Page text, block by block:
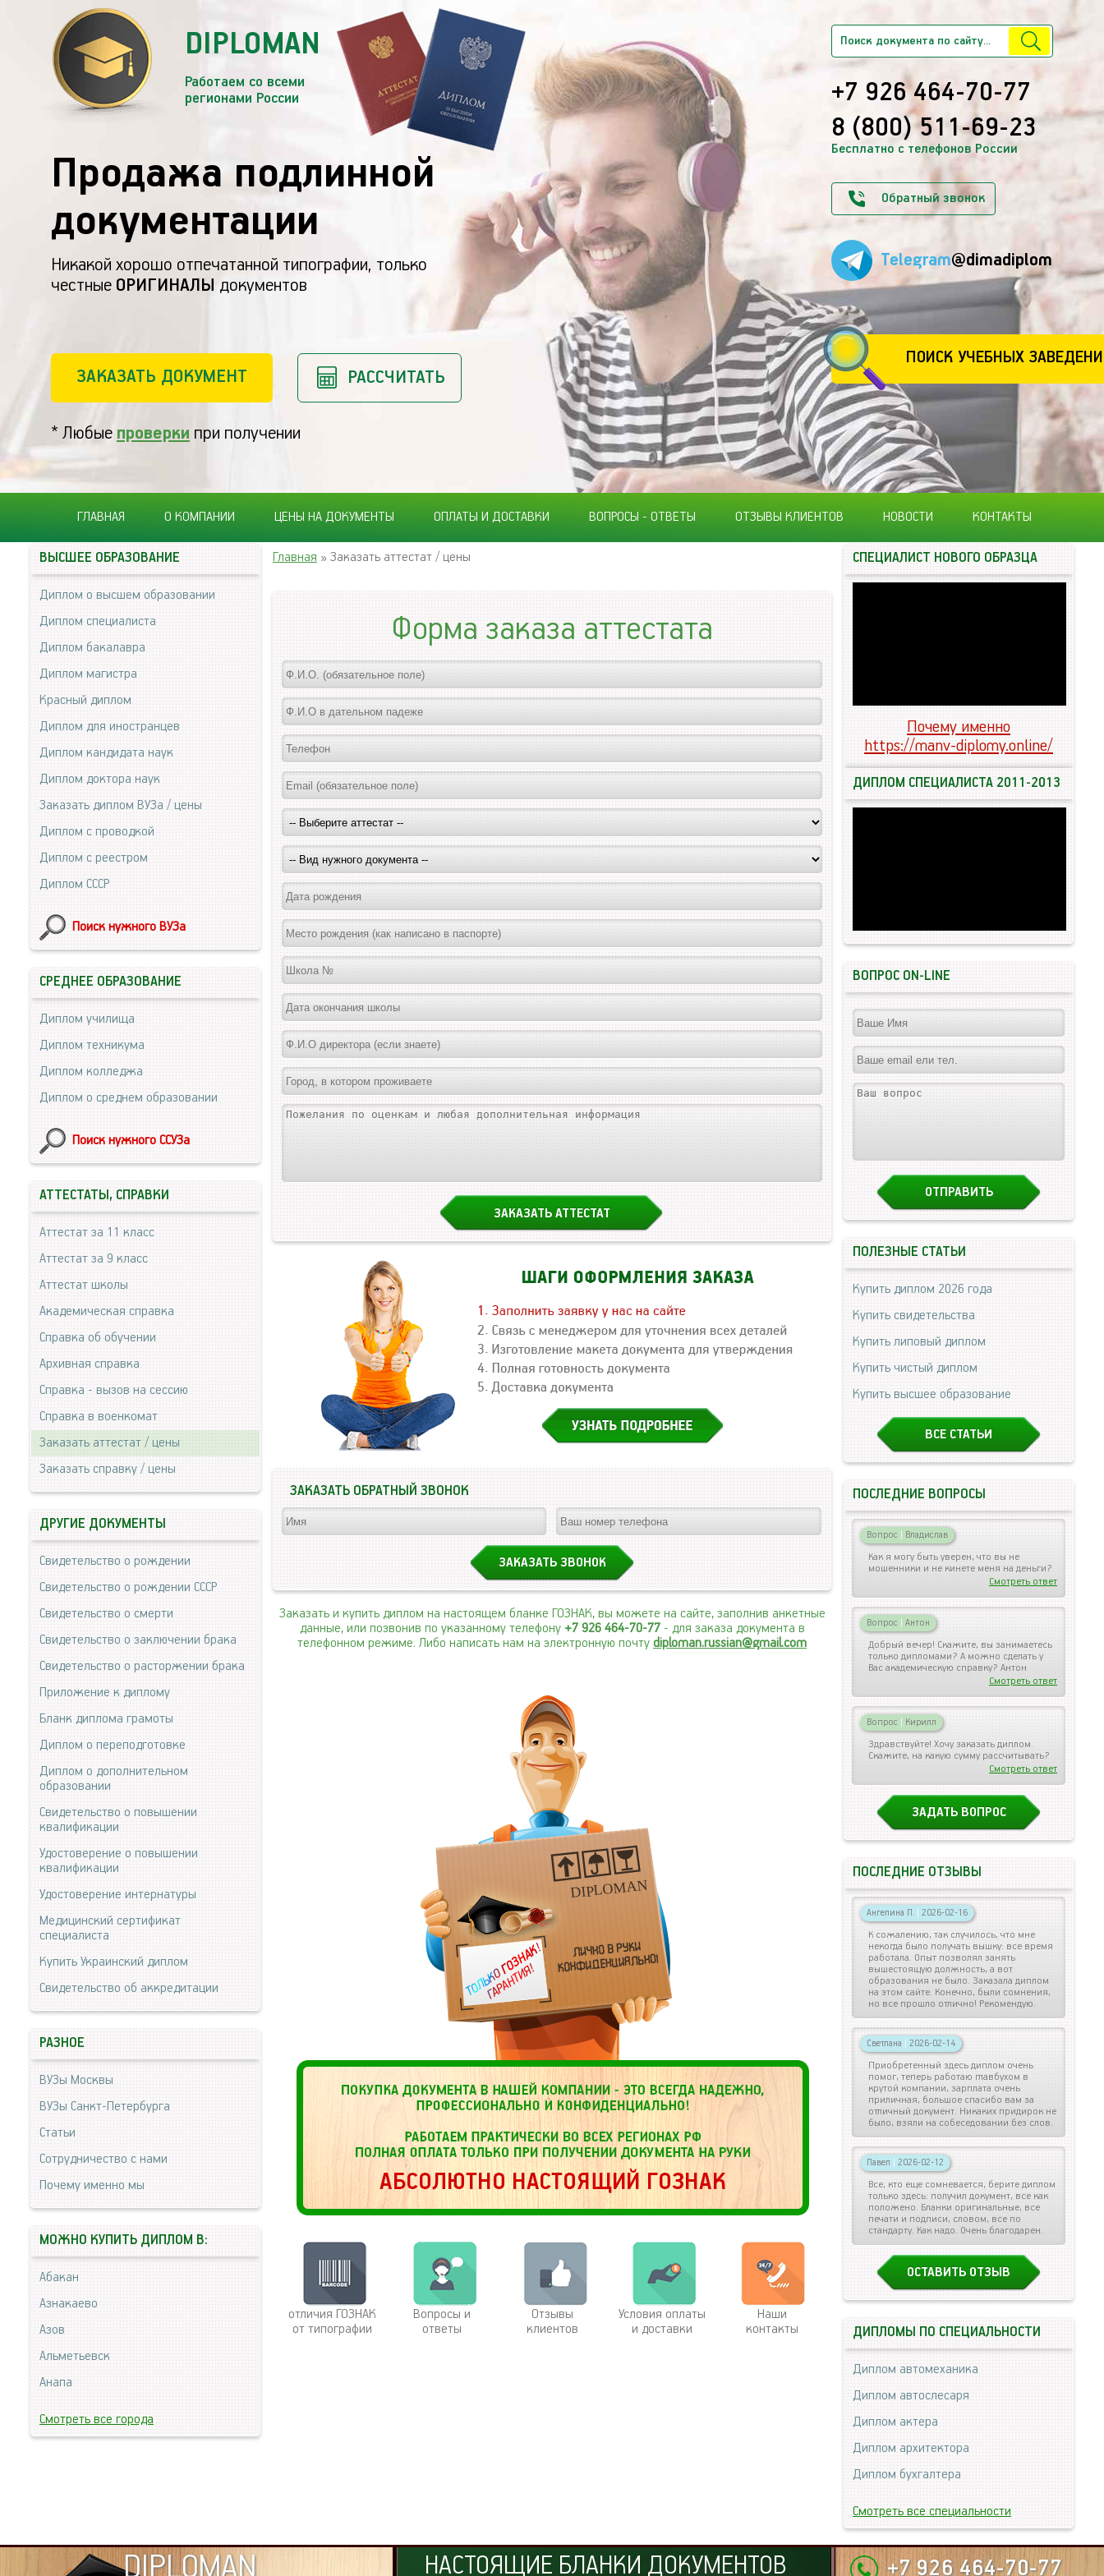
DIPLOMAN
Работаем со всеми
регионами России
Продажа подлинной
документации
Никакой хорошо отпечатанной типографии, только
честные ОРИГИНАЛЫ документов
ЗАКАЗАТЬ ДОКУМЕНТ РАССЧИТАТЬ
* Любые проверки при получении
+7 926 464-70-77
8 (800) 511-69-23
Бесплатно с телефонов России
Обратный звонок
Telegram@dimadiplom
ПОИСК УЧЕБНЫХ
ГЛАВНАЯ О КОМПАНИИ ЦЕНЫ НА ДОКУМЕНТЫ ОПЛАТЫ И ДОСТАВКИ ВОПРОСЫ - ОТВЕТЫ ОТЗЫВЫ КЛИЕНТОВ НОВОСТИ КОНТАКТЫ
Главная » Заказать аттестат / цены
Форма заказа аттестата
ЗАКАЗАТЬ ОБРАТНЫЙ ЗВОНОК
Заказать и купить диплом на настоящем бланке ГОЗНАК, вы можете на сайте, заполнив анкетные
данные, или позвонив по указанному телефону +7 926 464-70-77- для заказа документа в
телефонном режиме. Либо написать нам на электронную почту diploman.russian@gmail.com
DIPLOMAN
отличия ГОЗНАК
от типографии
Вопросы и
ответы
Отзывы
клиентов
Условия оплаты
и доставки
Наши
контакты
ВЫСШЕЕ ОБРАЗОВАНИЕ
Диплом о высшем образовании
Диплом специалиста
Диплом бакалавра
Диплом магистра
Красный диплом
Диплом для иностранцев
Диплом кандидата наук
Диплом доктора наук
Заказать диплом ВУЗа / цены
Диплом с проводкой
Диплом с реестром
Диплом СССР
Поиск нужного ВУЗа
СРЕДНЕЕ ОБРАЗОВАНИЕ
Диплом училища
Диплом техникума
Диплом колледжа
Диплом о среднем образовании
Поиск нужного ССУЗа
АТТЕСТАТЫ, СПРАВКИ
Аттестат за 11 класс
Аттестат за 9 класс
Аттестат школы
Академическая справка
Справка об обучении
Архивная справка
Справка - вызов на сессию
Справка в военкомат
Заказать аттестат / цены
Заказать справку / цены
ДРУГИЕ ДОКУМЕНТЫ
Свидетельство о рождении
Свидетельство о рождении СССР
Свидетельство о смерти
Свидетельство о заключении брака
Свидетельство о расторжении брака
Приложение к диплому
Бланк диплома грамоты
Диплом о переподготовке
Диплом о дополнительном
образовании
Свидетельство о повышении
квалификации
Удостоверение о повышении
квалификации
Удостоверение интернатуры
Медицинский сертификат
специалиста
Купить Украинский диплом
Свидетельство об аккредитации
РАЗНОЕ
ВУЗы Москвы
ВУЗы Санкт-Петербурга
Статьи
Сотрудничество с нами
Почему именно мы
МОЖНО КУПИТЬ ДИПЛОМ В:
Абакан
Азнакаево
Азов
Альметьевск
Анапа
Смотреть все города
СПЕЦИАЛИСТ НОВОГО ОБРАЗЦА
Почему именно
https://manv-diplomy.online/
ДИПЛОМ СПЕЦИАЛИСТА 2011-2013
ВОПРОС ON-LINE
ПОЛЕЗНЫЕ СТАТЬИ
Купить диплом 2026 года
Купить свидетельства
Купить липовый диплом
Купить чистый диплом
Купить высшее образование
ВСЕ СТАТЬИ
ПОСЛЕДНИЕ ВОПРОСЫ
Вопрос | Владислав
Как я могу быть уверен, что вы не
мошенники и не кинете меня на деньги?
Смотреть ответ
Вопрос | Антон
Добрый вечер! Скажите, вы занимаетесь
только дипломами? А можно сделать у
Вас академическую справку? Антон
Смотреть ответ
Вопрос | Кирилл
Здравствуйте! Хочу заказать диплом.
Скажите, на какую сумму рассчитывать?
Смотреть ответ
ЗАДАТЬ ВОПРОС
ПОСЛЕДНИЕ ОТЗЫВЫ
Ангелина П. | 2026-02-16
К сожалению, так случилось, что мне
некогда было получать вышку: все время
работала. Опыт позволял занять
вышестоящую должность, а вот
образования не было. Заказала диплом
на этом сайте. Конечно, были сомнения,
но все прошло отлично! Рекомендую.
Светлана | 2026-02-14
Приобретенный здесь диплом очень
помог, теперь работаю главбухом в
крутой компании, зарплата очень
приличная, большое спасибо вам за
отличный документ. Никаких придирок не
было, взяли на собеседовании без слов.
Павел | 2026-02-12
Все, кто еще сомневается, берите диплом
только здесь: получил документ, все как
положено. Бланки оригинальные, все
печати и подписи, словом, все по
стандарту. Как надо. Очень благодарен.
ОСТАВИТЬ ОТЗЫВ
ДИПЛОМЫ ПО СПЕЦИАЛЬНОСТИ
Диплом автомеханика
Диплом автослесаря
Диплом актера
Диплом архитектора
Диплом бухгалтера
Смотреть все специальности
DIPLOMAN НАСТОЯЩИЕ БЛАНКИ ДОКУМЕНТОВ +7 926 464-70-77